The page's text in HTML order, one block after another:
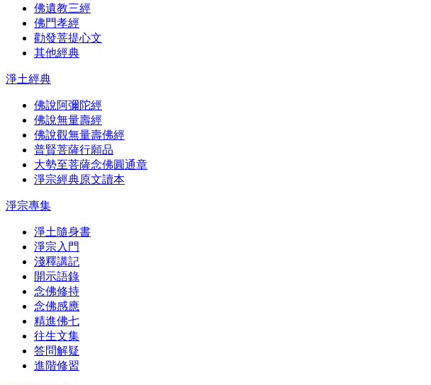
佛遺教三經
佛門孝經
勸發菩提心文
其他經典
淨土經典
佛說阿彌陀經
佛說無量壽經
佛說觀無量壽佛經
普賢菩薩行願品
大勢至菩薩念佛圓通章
淨宗經典原文讀本
淨宗專集
淨土隨身書
淨宗入門
淺釋講記
開示語錄
念佛修持
念佛感應
精進佛七
往生文集
答問解疑
進階修習